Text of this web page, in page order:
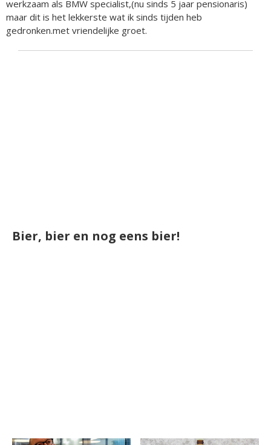
werkzaam als BMW specialist,(nu sinds 5 jaar pensionaris)
maar dit is het lekkerste wat ik sinds tijden heb
gedronken.met vriendelijke groet.
Bier, bier en nog eens bier!